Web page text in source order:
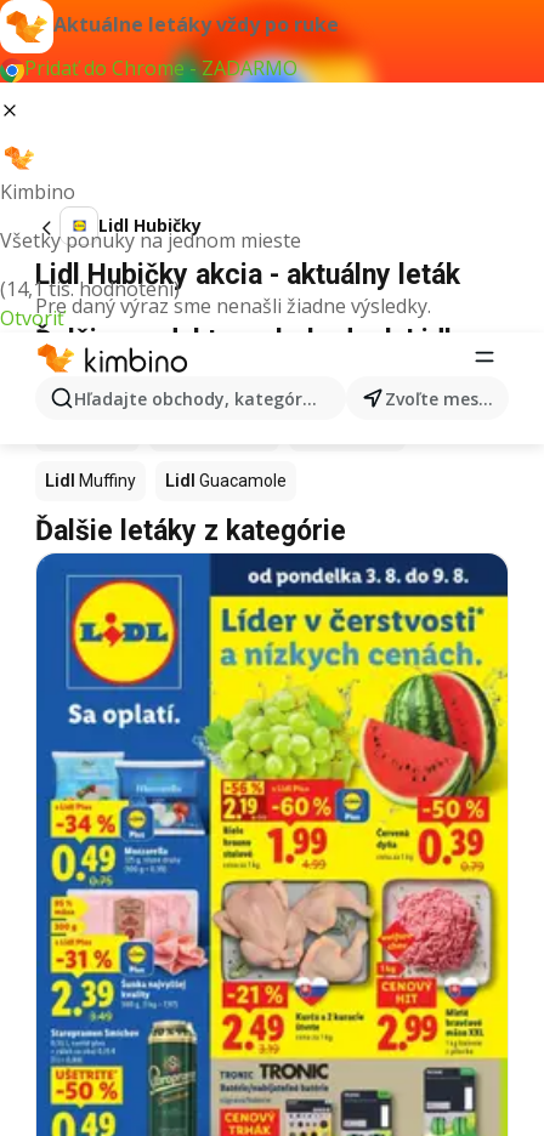
Aktuálne letáky vždy po ruke
Pridať do Chrome - ZADARMO
Kimbino
Všetky ponuky na jednom mieste
(14,1 tis. hodnotení)
Otvoriť
Hľadajte obchody, kategórie, produkty... Zvoľte mesto
Lidl Hubičky
Lidl Hubičky akcia - aktuálny leták
Pre daný výraz sme nenašli žiadne výsledky.
Ďalšie produkty v obchodoch Lidl
Lidl Muffiny Lidl Guacamole
Ďalšie letáky z kategórie